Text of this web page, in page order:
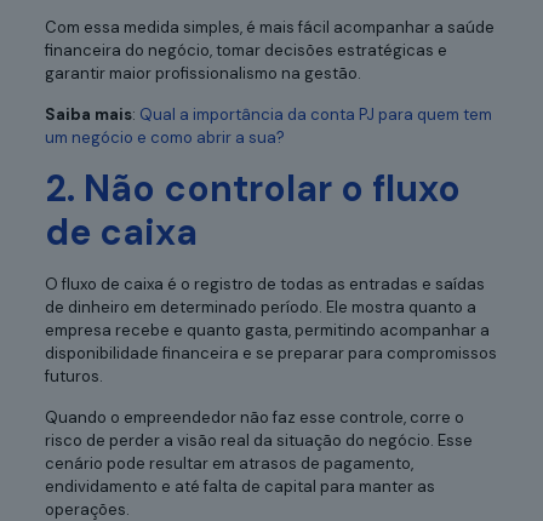
Com essa medida simples, é mais fácil acompanhar a saúde
financeira do negócio, tomar decisões estratégicas e
garantir maior profissionalismo na gestão.
Saiba mais: Qual a importância da conta PJ para quem tem
um negócio e como abrir a sua?
2. Não controlar o fluxo
de caixa
O fluxo de caixa é o registro de todas as entradas e saídas
de dinheiro em determinado período. Ele mostra quanto a
empresa recebe e quanto gasta, permitindo acompanhar a
disponibilidade financeira e se preparar para compromissos
futuros.
Quando o empreendedor não faz esse controle, corre o
risco de perder a visão real da situação do negócio. Esse
cenário pode resultar em atrasos de pagamento,
endividamento e até falta de capital para manter as
operações.